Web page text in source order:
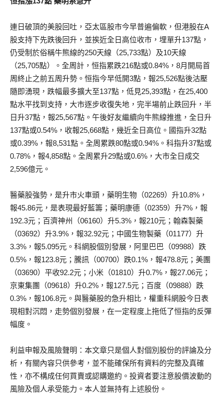
連日破頂的美股回吐，亞太區股市今早普遍偏軟，但港股在A
股支持下先跌後回升，並挨近全日高位收市，埋單升137點，
仍受制於俗稱牛熊線的250天線（25,733點）及10天線
（25,705點）。全周計，恒指累跌216點或0.84%，8月開局首
周終止之前五周升勢。恒指今早低開3點，報25,526點後沽壓
隨即湧現，跌幅最多擴大至137點，低見25,393點，在25,400
點水平找到支持，大市逐步收復失地，完半場前止跌回升，半
日升37點，報25,567點。午後好友繼續向牛熊線推進，全日升
137點或0.54%，收報25,668點，幾近全日高位。國指升32點
或0.39%，報8,531點。全周累跌80點或0.94%。科指升37點或
0.78%，報4,858點。全周累升29點或0.6%，大市全日成交
2,596億元。
醫藥股強勢，是升市火車頭，藥明生物（02269）升10.8%，
報45.86元，是表現最好藍籌；藥明康德（02359）升7%，報
192.3元；百濟神州（06160）升5.3%，報210元；翰森製藥
（03692）升3.9%，報32.92元；中國生物製藥（01177）升
3.3%，報5.095元。科網股個別發展，阿里巴巴（09988）跌
0.5%，報123.8元；騰訊（00700）跌0.1%，報478.8元；美團
（03690）平收92.2元；小米（01810）升0.7%，報27.06元；
京東集團（09618）升0.2%，報127.5元；百度（09888）跌
0.3%，報106.8元。與醫藥股的急升相比，權重科網股今日表
現相對沉悶，走勢個別發展，在一定程度上拖低了恒指的反彈
幅度。
利益申報及風險聲明：本文章只是個人對個別股份的評論及分
析，有關內容只供參考，並不能確保所有資料的完整及真確
性，亦不構成任何買賣或認購邀約。投資者要注意股價波動的
風險及個人承受能力。本人並無持有上述股份。